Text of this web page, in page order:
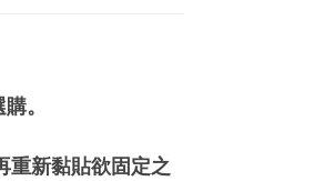
。
重新黏貼欲固定之